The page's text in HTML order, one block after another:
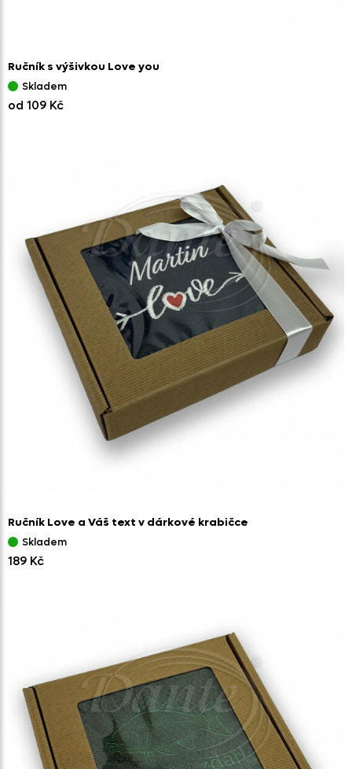
Ručník s výšivkou Love you
Skladem
od 109 Kč
Ručník Love a Váš text v dárkové krabičce
Skladem
189 Kč